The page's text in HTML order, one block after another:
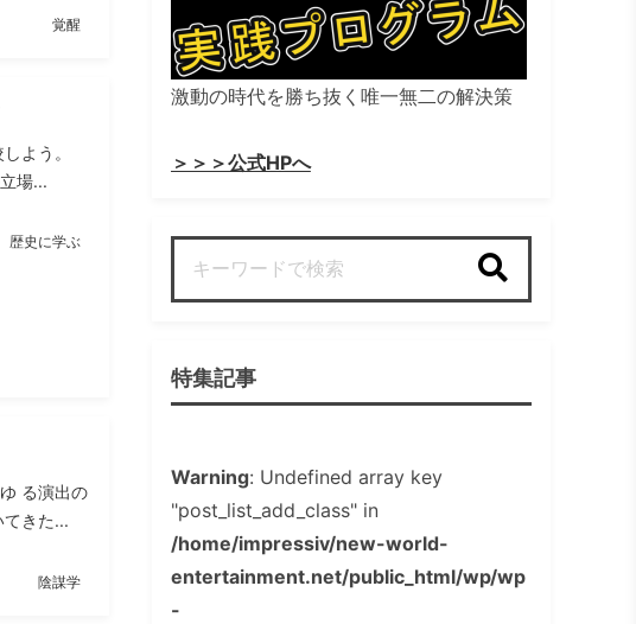
覚醒
よう。
場...
歴史に学ぶ
る演出の
きた...
陰謀学
激動の時代を勝ち抜く唯一無二の解決策
＞＞＞公式HPへ
特集記事
Warning: Undefined array key
"post_list_add_class" in
/home/impressiv/new-world-
entertainment.net/public_html/wp/wp
-